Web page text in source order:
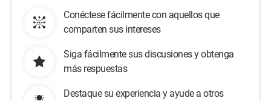
Conéctese fácilmente con aquellos que
comparten sus intereses
Siga fácilmente sus discusiones y obtenga
más respuestas
Destaque su experiencia y ayude a otros